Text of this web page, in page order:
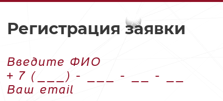
Регистрация заявки
Введите ФИО
Номер телефона
Ваш email